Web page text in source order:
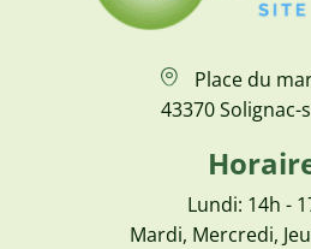
Place du
43370
Lundi: 14h -
Mardi, Mercredi,